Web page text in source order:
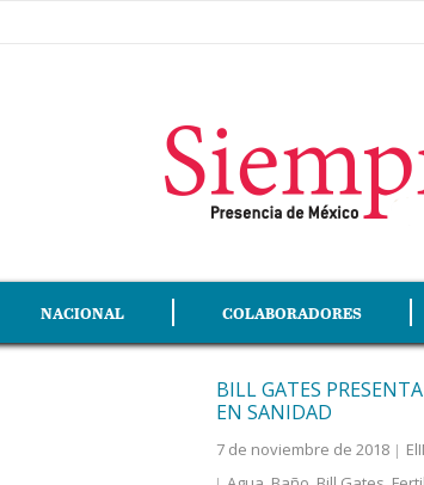
NACIONAL COLABORADORES
BILL GATES
EN SANIDAD
7 de noviembre de 2018